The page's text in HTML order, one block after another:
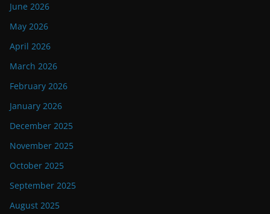
June 2026
May 2026
April 2026
March 2026
February 2026
January 2026
December 2025
November 2025
October 2025
September 2025
August 2025